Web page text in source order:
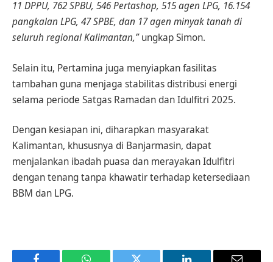
11 DPPU, 762 SPBU, 546 Pertashop, 515 agen LPG, 16.154
pangkalan LPG, 47 SPBE, dan 17 agen minyak tanah di
seluruh regional Kalimantan,”ungkap Simon.
Selain itu, Pertamina juga menyiapkan fasilitas
tambahan guna menjaga stabilitas distribusi energi
selama periode Satgas Ramadan dan Idulfitri 2025.
Dengan kesiapan ini, diharapkan masyarakat
Kalimantan, khususnya di Banjarmasin, dapat
menjalankan ibadah puasa dan merayakan Idulfitri
dengan tenang tanpa khawatir terhadap ketersediaan
BBM dan LPG.